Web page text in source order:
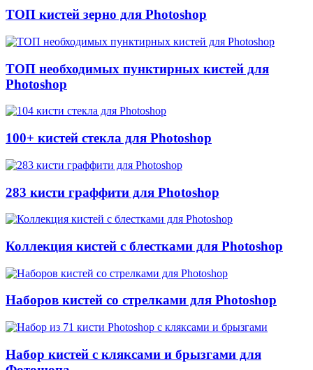
ТОП кистей зерно для Photoshop
ТОП необходимых пунктирных кистей для
Photoshop
100+ кистей стекла для Photoshop
283 кисти граффити для Photoshop
Коллекция кистей с блестками для Photoshop
Наборов кистей со стрелками для Photoshop
Набор кистей с кляксами и брызгами для